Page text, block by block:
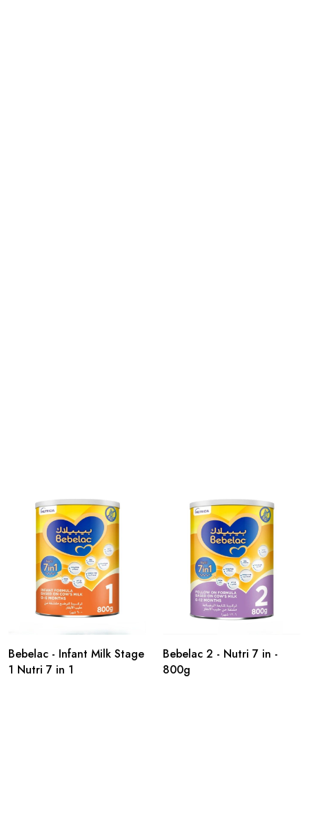
Bebelac - Infant Milk Stage
1 Nutri 7 in 1
Bebelac 2 - Nutri 7 in -
800g